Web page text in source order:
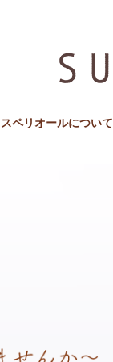
スペリオールについて